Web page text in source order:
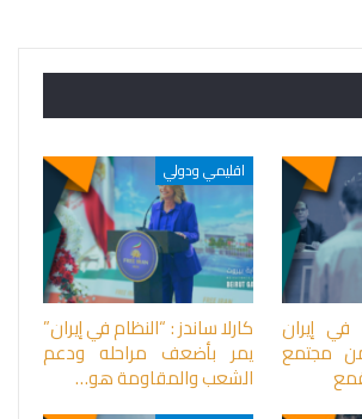
في إيران
مجتمع
اقليمي ودولي
كارلا ساندز : “النظام في إيران”
يمر بأضعف مراحله ودعم
الشعب والمقاومة هو…